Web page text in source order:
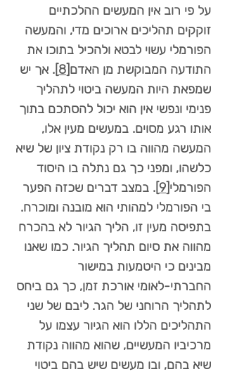
על פי רוב אין המעשים ההלכתיים
זוקקים תהליכים ארוכים מדי, והמעשה
הפורמלי עשוי לבטא ולהכיל בתוכו את
התודעה המבוקשת מן האדם
. אך יש
שמפאת היות המעשה ביטוי לתהליך
פנימי ונפשי אין הוא יכול להסתכם בתוך
אותו רגע מסוים. במעשים מעין אלו,
המעשה מהווה בו רק נקודת ציון של שיא
כלשהו, ומפני כך גם נתלה בו היסוד
הפורמלי
. במצב דברים שכזה הפער
בי הפורמלי למהותי הוא מובנה ומוכרח.
בתפיסה מעין זו, הליך הגיור לא בהכרח
מהווה את סיום תהליך הגיור. כמו שאנו
מבינים כי היטמעות במישור
החברתי-לאומי אורכת זמן, כך גם ביחס
לתהליך הרוחני של הגר. ליבם של שני
התהליכים הללו הוא הגיור עצמו על
מרכיביו המעשיים, שהוא מהווה נקודת
שיא בהם, ובו מעשים שיש בהם ביטוי